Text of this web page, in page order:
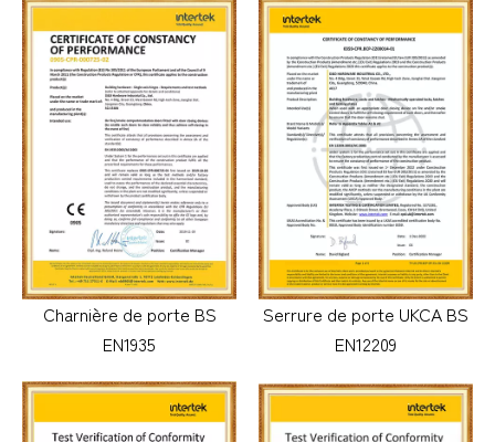
Charnière de porte BS
EN1935
Serrure de porte UKCA BS
EN12209